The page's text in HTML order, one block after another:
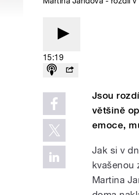
15:19
Jsou
většině
emoce,
Jak si v
kvašenou
Martina